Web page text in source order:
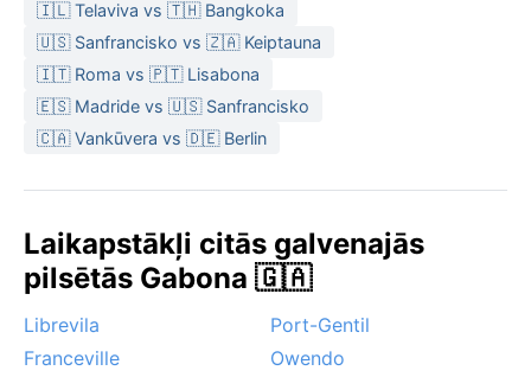
🇮🇱 Telaviva vs 🇹🇭 Bangkoka
🇺🇸 Sanfrancisko vs 🇿🇦 Keiptauna
🇮🇹 Roma vs 🇵🇹 Lisabona
🇪🇸 Madride vs 🇺🇸 Sanfrancisko
🇨🇦 Vankūvera vs 🇩🇪 Berlin
Laikapstākļi citās galvenajās
pilsētās Gabona 🇬🇦
Librevila
Port-Gentil
Franceville
Owendo